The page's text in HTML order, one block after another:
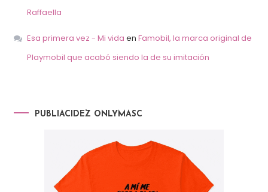
Raffaella
Esa primera vez - Mi vida en Famobil, la marca original de
Playmobil que acabó siendo la de su imitación
PUBLIACIDEZ ONLYMASC